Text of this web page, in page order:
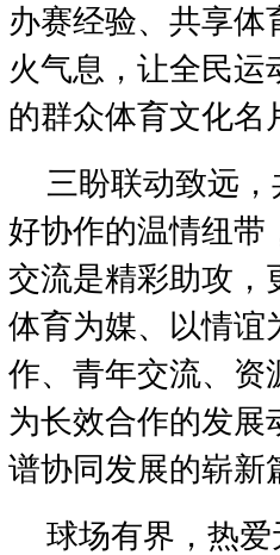
办赛经验、共享体
火气息，让全民运
的群众体育文化名
三盼联动致远
好协作的温情纽带
交流是精彩助攻，
体育为媒、以情谊
作、青年交流、资
为长效合作的发展
谱协同发展的崭新
球场有界，热爱